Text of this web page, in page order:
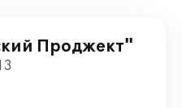
Проджект"